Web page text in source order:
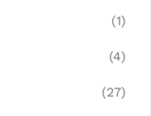
(1)
(4)
(27)